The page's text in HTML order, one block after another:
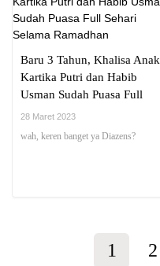
Baru 3 Tahun, Khalisa Anak
Kartika Putri dan Habib
Usman Sudah Puasa Full
Sehari Selama Ramadhan
28 Maret 2023
wah, keren banget ya Diazens?
1 2